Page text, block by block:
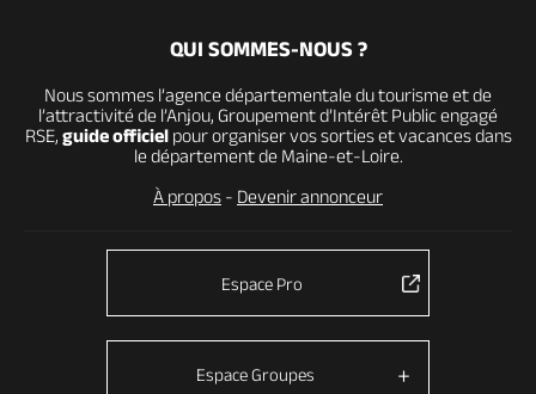
QUI SOMMES-NOUS ?
Nous sommes l’agence départementale du tourisme et de
l’attractivité de l’Anjou, Groupement d’Intérêt Public engagé
RSE, guide officielpour organiser vos sorties et vacances dans
le département de Maine-et-Loire.
À propos - Devenir annonceur
Espace Pro
Espace Groupes